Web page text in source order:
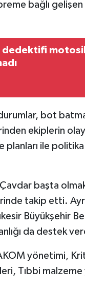
bağlı gelişen
dedektifi
bot
ekiplerin
planları ile
başta
takip etti.
Büyükşehir
da destek
yönetimi,
Tıbbi